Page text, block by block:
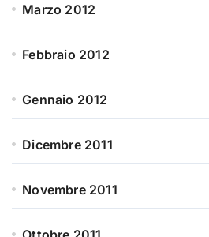
Marzo 2012
Febbraio 2012
Gennaio 2012
Dicembre 2011
Novembre 2011